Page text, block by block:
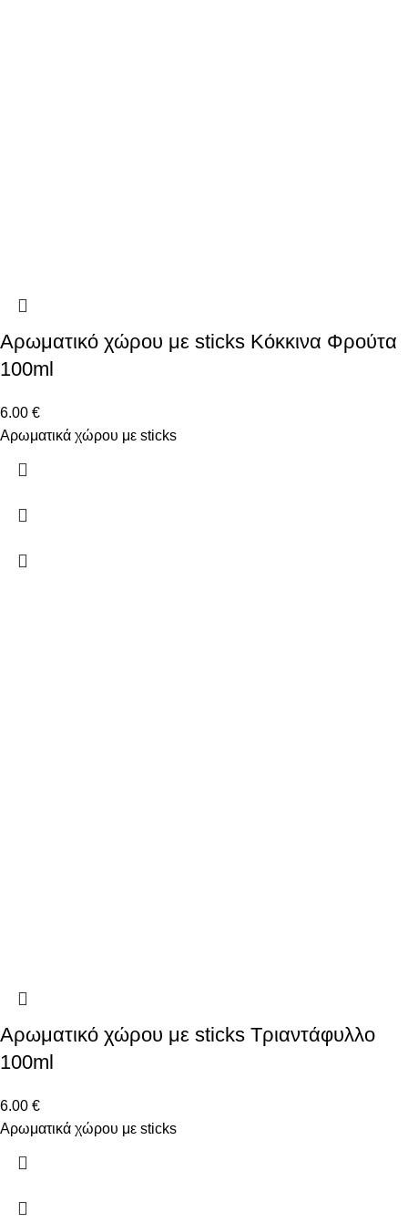
Αρωματικό χώρου με sticks Κόκκινα Φρούτα
100ml
6.00 €
Αρωματικά χώρου με sticks
Αρωματικό χώρου με sticks Τριαντάφυλλο
100ml
6.00 €
Αρωματικά χώρου με sticks